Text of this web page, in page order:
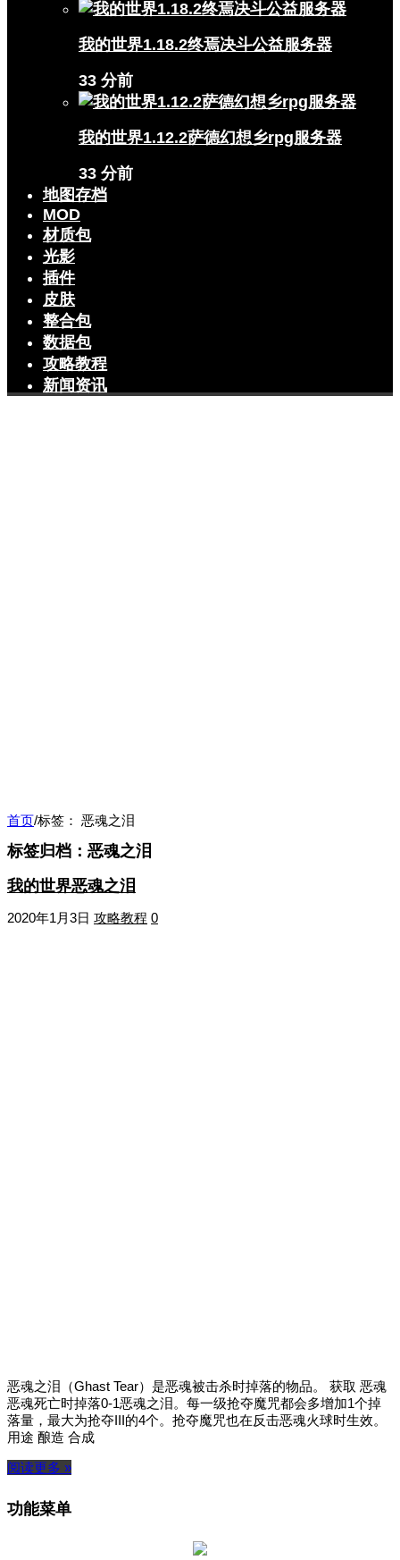
我的世界1.18.2终焉决斗公益服务器
33 分前
我的世界1.12.2萨德幻想乡rpg服务器
33 分前
地图存档
MOD
材质包
光影
插件
皮肤
整合包
数据包
攻略教程
新闻资讯
首页/标签： 恶魂之泪
标签归档： 恶魂之泪
我的世界恶魂之泪
2020年1月3日 攻略教程 0
恶魂之泪（Ghast Tear）是恶魂被击杀时掉落的物品。 获取 恶魂
恶魂死亡时掉落0-1恶魂之泪。每一级抢夺魔咒都会多增加1个掉
落量，最大为抢夺III的4个。抢夺魔咒也在反击恶魂火球时生效。
用途 酿造 合成
阅读更多 »
功能菜单